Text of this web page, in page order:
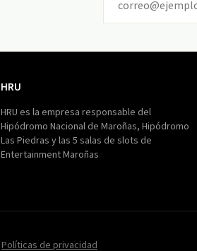
HRU
HRU es la empresa responsable del
Hipódromo Nacional de Maroñas, Hipódromo
Las Piedras y las 5 salas de slots de
Entertainment Maroñas
Políticas de privacidad